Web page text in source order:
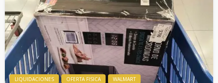
LIQUIDACIONES OFERTA FISICA WALMART